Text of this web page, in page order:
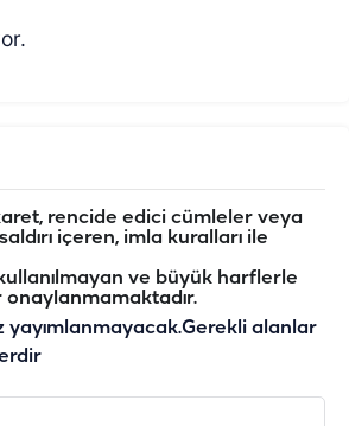
rencide edici cümleler veya
içeren, imla kuralları ile
ve büyük harflerle
onaylanmamaktadır.
yayımlanmayacak.Gerekli alanlar